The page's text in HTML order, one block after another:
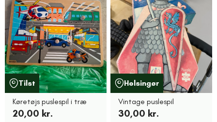
Tilst
Køretøjs puslespil i træ
20,00 kr.
Helsingør
Vintage puslespil
30,00 kr.